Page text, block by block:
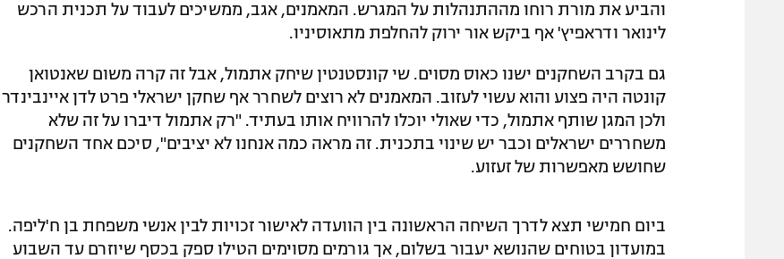
והביע את מורת רוחו מההתנהלות על המגרש. המאמנים, אגב, ממשיכים לעבוד על תכנית הרכש
לינואר ודראפיץ' אף ביקש אור ירוק להחלפת מתאוסיניו.
גם בקרב השחקנים ישנו כאוס מסוים. שי קונסטנטין שיחק אתמול, אבל זה קרה משום שאנטואן
קונטה היה פצוע והוא עשוי לעזוב. המאמנים לא רוצים לשחרר אף שחקן ישראלי פרט לדן איינבינדר
ולכן המגן שותף אתמול, כדי שאולי יוכלו להרוויח אותו בעתיד. "רק אתמול דיברו על זה שלא
משחררים ישראלים וכבר יש שינוי בתכנית. זה מראה כמה אנחנו לא יציבים", סיכם אחד השחקנים
שחושש מאפשרות של זעזוע.
ביום חמישי תצא לדרך השיחה הראשונה בין הוועדה לאישור זכויות לבין אנשי משפחת בן ח'ליפה.
במועדון בטוחים שהנושא יעבור בשלום, אך גורמים מסוימים הטילו ספק בכסף שיוזרם עד השבוע